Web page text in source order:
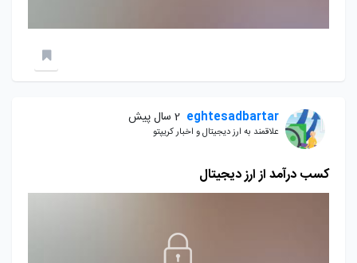
eghtesadbartar 2 سال پیش
علاقمند به ارز دیجیتال و اخبار کریپتو
کسب درآمد از ارز دیجیتال